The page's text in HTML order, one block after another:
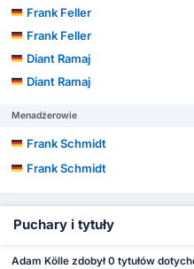
Frank Feller
Frank Feller
Diant Ramaj
Diant Ramaj
Menadżerowie
Frank Schmidt
Frank Schmidt
Puchary i tytuły
Adam Kölle zdobył 0 tytułów